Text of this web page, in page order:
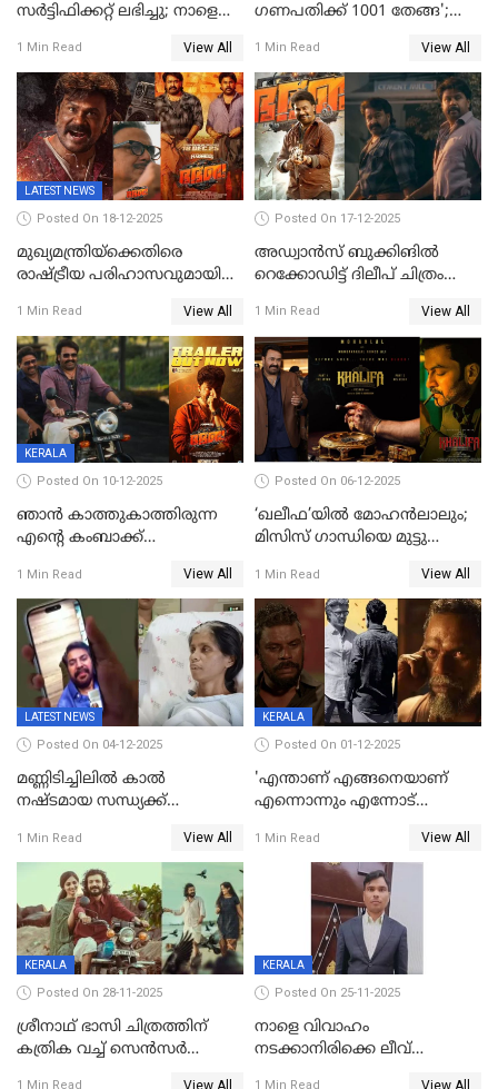
സര്‍ട്ടിഫിക്കറ്റ് ലഭിച്ചു; നാളെ
1 Min Read View All
ഗണപതിക്ക് 1001 തേങ്ങ';
1 Min Read View All
LATEST NEWS
Posted On 18-12-2025
മുഖ്യമന്ത്രിയ്ക്കെതിരെ
രാഷ്ട്രീയ പരിഹാസവുമായി
1 Min Read View All
Posted On 17-12-2025
അഡ്വാൻസ് ബുക്കിങിൽ
റെക്കോഡിട്ട് ദിലീപ് ചിത്രം
റെക്കോർഡ് വിൽപ്പന;
മണിക്കൂറില്‍ വിറ്റത്
1000ത്തിന് മുകളിൽ ടിക്കറ്റ്
1 Min Read View All
KERALA
Posted On 10-12-2025
ഞാന്‍ കാത്തുകാത്തിരുന്ന
എന്റെ കംബാക്ക്
പുറത്ത്
1 Min Read View All
Posted On 06-12-2025
‘ഖലീഫ’യിൽ മോഹൻലാലും;
മിസിസ് ഗാന്ധിയെ മുട്ടു
അഹമ്മദ് അലിയായെത്തും
1 Min Read View All
LATEST NEWS
Posted On 04-12-2025
മണ്ണിടിച്ചിലിൽ കാല്‍
നഷ്ടമായ സന്ധ്യക്ക്
വീഡിയോകോൾ;
കൃത്രിമക്കാല്‍ നല്‍കാമെന്ന്
താരം, വീട്
നിര്‍മിക്കുന്നതിനുള്ള
ഇടപെടലും നടത്തും
1 Min Read View All
KERALA
Posted On 01-12-2025
'എന്താണ് എങ്ങനെയാണ്
എന്നൊന്നും എന്നോട്
താനുമുണ്ടെന്ന് വിനായകൻ
1 Min Read View All
KERALA
Posted On 28-11-2025
ശ്രീനാഥ് ഭാസി ചിത്രത്തിന്
കത്രിക വച്ച് സെൻസർ
1 Min Read View All
KERALA
Posted On 25-11-2025
നാളെ വിവാഹം
നടക്കാനിരിക്കെ ലീവ്
1 Min Read View All